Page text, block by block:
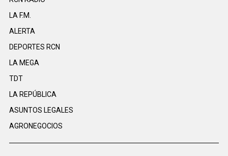
LA F.M.
ALERTA
DEPORTES RCN
LA MEGA
TDT
LA REPÚBLICA
ASUNTOS LEGALES
AGRONEGOCIOS